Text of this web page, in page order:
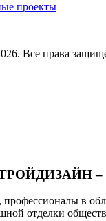
проекты
Все права
–
в
отделки